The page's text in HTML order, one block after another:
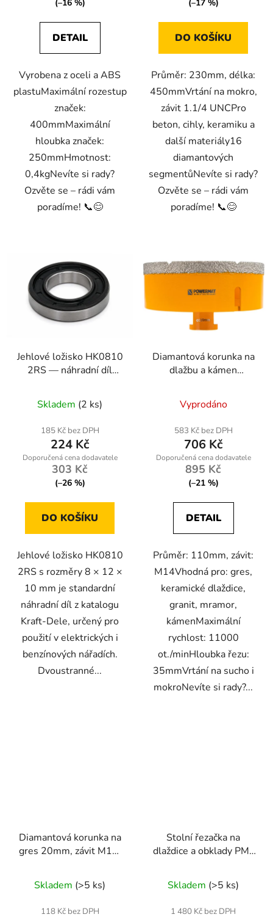
(–16 %)
DETAIL
Vyrobena z oceli a ABS
plastuMaximální rozestup
značek:
400mmMaximální
hloubka značek:
250mmHmotnost:
0,4kgNevíte si rady?
Ozvěte se – rádi vám
poradíme! 📞😊
(–17 %)
DO KOŠÍKU
Průměr: 230mm, délka:
450mmVrtání na mokro,
závit 1.1/4 UNCPro
beton, cihly, keramiku a
další materiály16
diamantových
segmentůNevíte si rady?
Ozvěte se – rádi vám
poradíme! 📞😊
Jehlové ložisko HK0810
2RS — náhradní díl
nr2523)
Skladem (2 ks)
185 Kč bez DPH
224 Kč
303 Kč
(–26 %)
DO KOŠÍKU
Jehlové ložisko HK0810
2RS s rozměry 8 × 12 ×
10 mm je standardní
náhradní díl z katalogu
Kraft-Dele, určený pro
použití v elektrických i
benzínových nářadích.
Dvoustranné...
Diamantová korunka na
dlažbu a kámen
Vyprodáno
583 Kč bez DPH
706 Kč
895 Kč
(–21 %)
DETAIL
Průměr: 110mm, závit:
M14Vhodná pro: gres,
keramické dlaždice,
granit, mramor,
kámenMaximální
rychlost: 11000
ot./minHloubka řezu:
35mmVrtání na sucho i
mokroNevíte si rady?...
Diamantová korunka na
gres 20mm, závit M14,
Skladem (>5 ks)
118 Kč bez DPH
Stolní řezačka na
dlaždice a obklady PM-
Skladem (>5 ks)
1 480 Kč bez DPH